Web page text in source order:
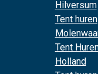
Hilversum
Tent huren
Tent
Holland